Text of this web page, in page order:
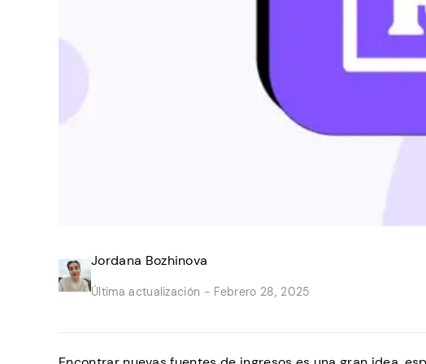
Jordana Bozhinova
Última actualización - Febrero 28, 2025